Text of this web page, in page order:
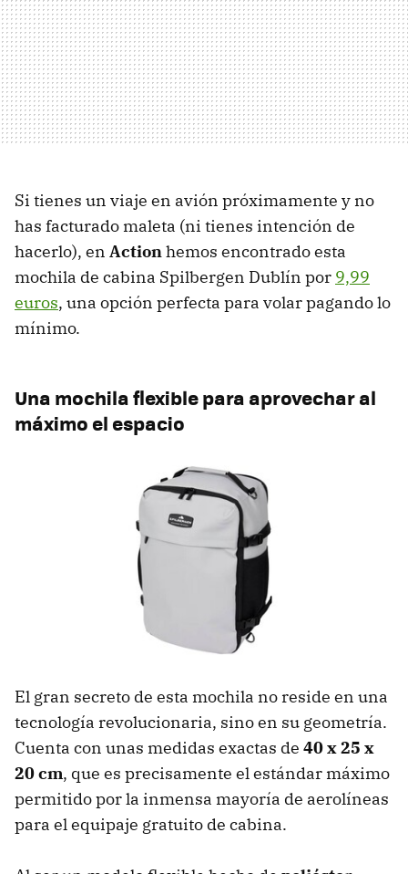
Si tienes un viaje en avión próximamente y no
has facturado maleta (ni tienes intención de
hacerlo), en Actionhemos encontrado esta
mochila de cabina Spilbergen Dublín por 9,99
euros, una opción perfecta para volar pagando lo
mínimo.
Una mochila flexible para aprovechar al
máximo el espacio
El gran secreto de esta mochila no reside en una
tecnología revolucionaria, sino en su geometría.
Cuenta con unas medidas exactas de 40 x 25 x
20 cm, que es precisamente el estándar máximo
permitido por la inmensa mayoría de aerolíneas
para el equipaje gratuito de cabina.